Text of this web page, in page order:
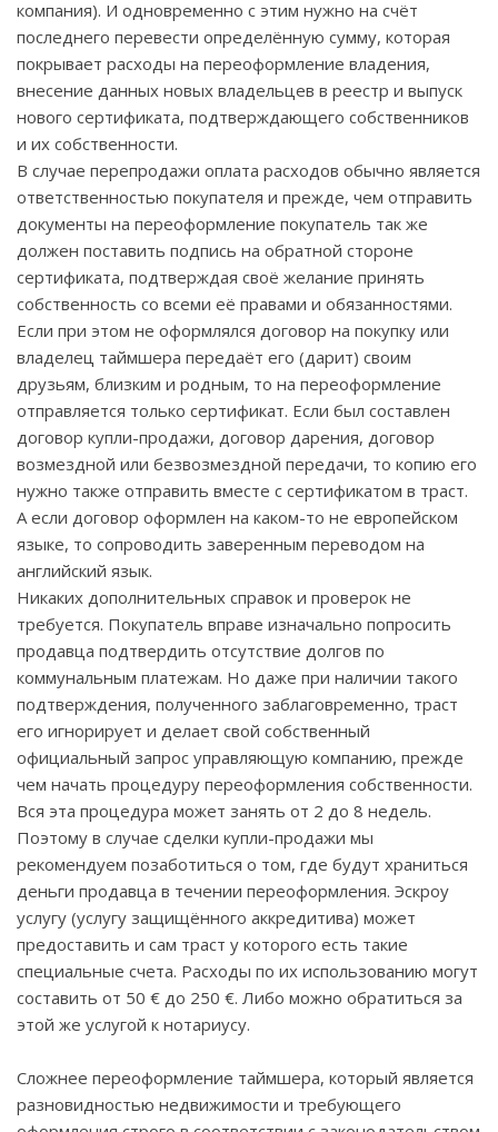
компания). И одновременно с этим нужно на счёт
последнего перевести определённую сумму, которая
покрывает расходы на переоформление владения,
внесение данных новых владельцев в реестр и выпуск
нового сертификата, подтверждающего собственников
и их собственности.
В случае перепродажи оплата расходов обычно является
ответственностью покупателя и прежде, чем отправить
документы на переоформление покупатель так же
должен поставить подпись на обратной стороне
сертификата, подтверждая своё желание принять
собственность со всеми её правами и обязанностями.
Если при этом не оформлялся договор на покупку или
владелец таймшера передаёт его (дарит) своим
друзьям, близким и родным, то на переоформление
отправляется только сертификат. Если был составлен
договор купли-продажи, договор дарения, договор
возмездной или безвозмездной передачи, то копию его
нужно также отправить вместе с сертификатом в траст.
А если договор оформлен на каком-то не европейском
языке, то сопроводить заверенным переводом на
английский язык.
Никаких дополнительных справок и проверок не
требуется. Покупатель вправе изначально попросить
продавца подтвердить отсутствие долгов по
коммунальным платежам. Но даже при наличии такого
подтверждения, полученного заблаговременно, траст
его игнорирует и делает свой собственный
официальный запрос управляющую компанию, прежде
чем начать процедуру переоформления собственности.
Вся эта процедура может занять от 2 до 8 недель.
Поэтому в случае сделки купли-продажи мы
рекомендуем позаботиться о том, где будут храниться
деньги продавца в течении переоформления. Эскроу
услугу (услугу защищённого аккредитива) может
предоставить и сам траст у которого есть такие
специальные счета. Расходы по их использованию могут
составить от 50 € до 250 €. Либо можно обратиться за
этой же услугой к нотариусу.
Сложнее переоформление таймшера, который является
разновидностью недвижимости и требующего